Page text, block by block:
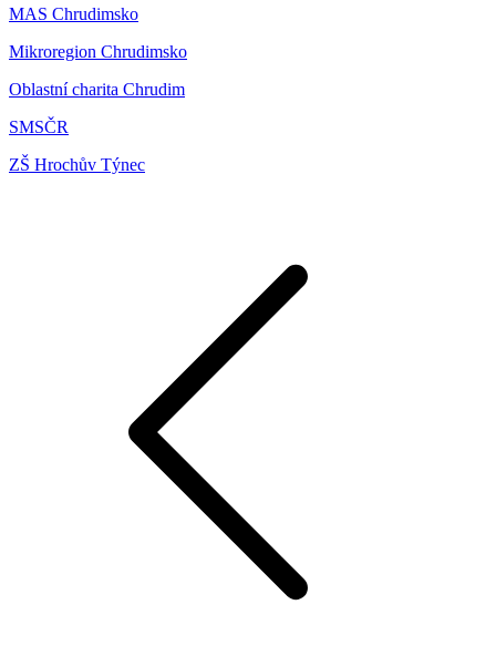
MAS Chrudimsko
Mikroregion Chrudimsko
Oblastní charita Chrudim
SMSČR
ZŠ Hrochův Týnec